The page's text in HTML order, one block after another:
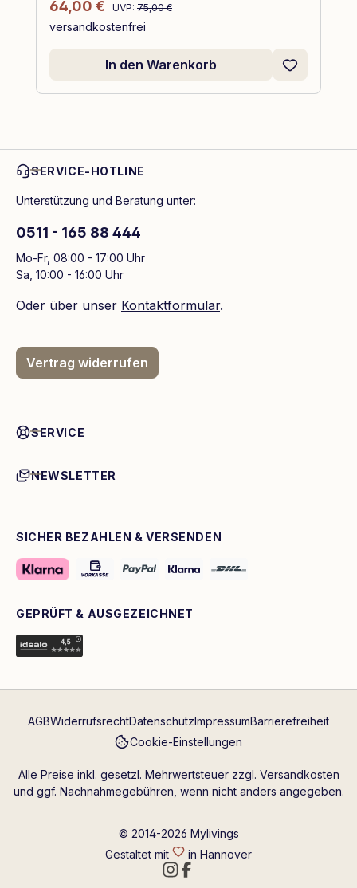
Verkaufspreis:
64,00 € UVP: 75,00 €
versandkostenfrei
In den Warenkorb
SERVICE-HOTLINE
Unterstützung und Beratung unter:
0511 - 165 88 444
Mo-Fr, 08:00 - 17:00 Uhr
Sa, 10:00 - 16:00 Uhr
Oder über unser Kontaktformular.
Vertrag widerrufen
SERVICE
NEWSLETTER
SICHER BEZAHLEN & VERSENDEN
GEPRÜFT & AUSGEZEICHNET
AGBWiderrufsrechtDatenschutzImpressumBarrierefreiheit
Cookie-Einstellungen
Alle Preise inkl. gesetzl. Mehrwertsteuer zzgl. Versandkosten
und ggf. Nachnahmegebühren, wenn nicht anders angegeben.
© 2014-2026 Mylivings
Gestaltet mit
in Hannover